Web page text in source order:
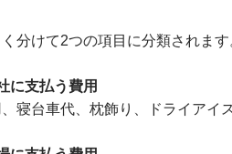
分けて2つの項目に分類されます
に支払う費用
寝台車代、枕飾り、ドライアイ